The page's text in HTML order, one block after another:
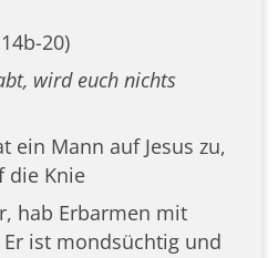
20)
wird euch nichts
ein Mann auf Jesus zu,
die Knie
hab Erbarmen mit
ist mondsüchtig und